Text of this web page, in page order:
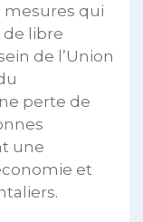
mesures qui
de libre
de l’Union
perte de
une
et